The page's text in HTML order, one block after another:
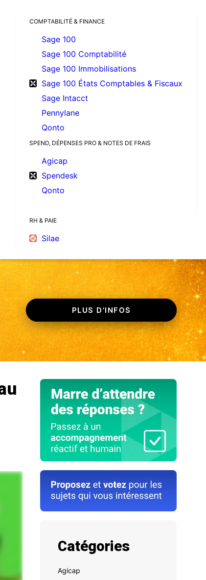
COMPTABILITÉ & FINANCE
Sage 100
Sage 100 Comptabilité
Sage 100 Immobilisations
Sage 100 États Comptables & Fiscaux
Sage Intacct
Pennylane
Qonto
SPEND, DÉPENSES PRO & NOTES DE FRAIS
Agicap
Spendesk
Qonto
RH & PAIE
Silae
PLUS D'INFOS
Catégories
Agicap